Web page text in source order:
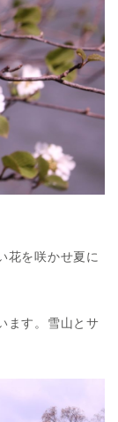
花を咲かせ夏に
ます。雪山とサ